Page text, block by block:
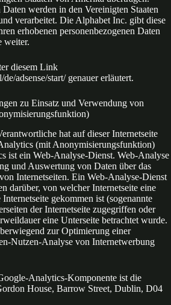
Daten werden in den Vereinigten Staaten
verarbeitet. Die Alphabet Inc. gibt diese
erhobenen personenbezogenen Daten
weiter.
diesem Link
adsense/start/ genauer erläutert.
zu Einsatz und Verwendung von
hat auf dieser Internetseite
(mit Anonymisierungsfunktion)
ist ein Web-Analyse-Dienst. Web-Analyse
und Auswertung von Daten über das
Internetseiten. Ein Web-Analyse-Dienst
darüber, von welcher Internetseite eine
gekommen ist (sogenannte
der Internetseite zugegriffen oder
eine Unterseite betrachtet wurde.
zur Optimierung einer
Nutzen-Analyse von Internetwerbung
Analytics-Komponente ist die
House, Barrow Street, Dublin, D04